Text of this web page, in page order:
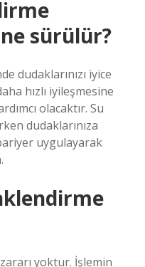
sürülür?
dudaklarınızı iyice
hızlı iyileşmesine
olacaktır. Su
dudaklarınıza
uygulayarak
yoktur. İşlemin